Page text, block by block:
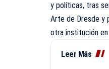
y políticas, tras
Arte de Dresde y
otra institución en
Leer Más